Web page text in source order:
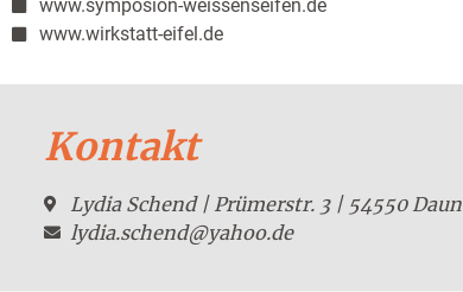
www.symposion-weissenseifen.de
www.wirkstatt-eifel.de
Kontakt
Lydia Schend | Prümerstr. 3 | 54550 Daun
lydia.schend@yahoo.de